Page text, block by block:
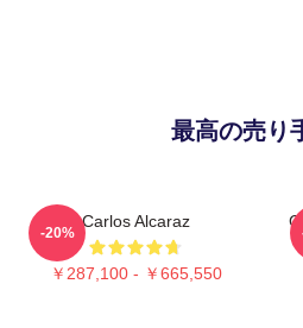
最高の売り
Carlos Alcaraz
￥287,100 - ￥665,550
-20%